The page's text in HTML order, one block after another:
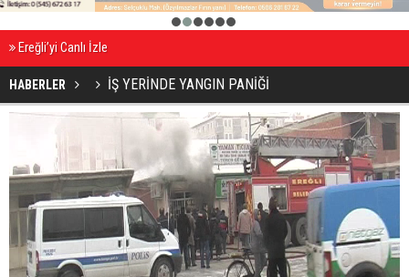
2 3 4 5 6
Ereğli’yi Canlı İzle
HABERLER İŞ YERİNDE YANGIN PANİĞİ